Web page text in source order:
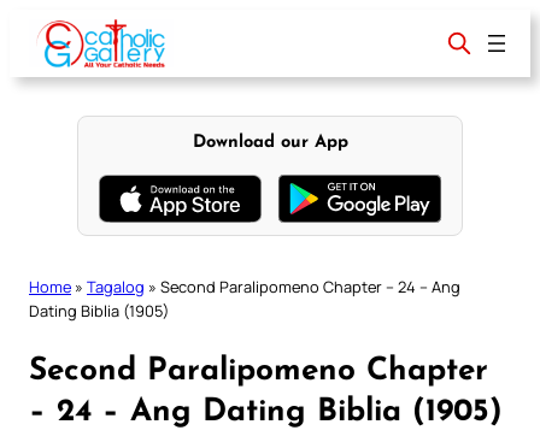
content
Download our App
Home » Tagalog » Second Paralipomeno Chapter – 24 – Ang
Dating Biblia (1905)
Second Paralipomeno Chapter
– 24 – Ang Dating Biblia (1905)